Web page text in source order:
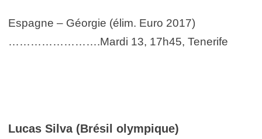
Espagne – Géorgie (élim. Euro 2017)
…………………….Mardi 13, 17h45, Tenerife
Lucas Silva (Brésil olympique)